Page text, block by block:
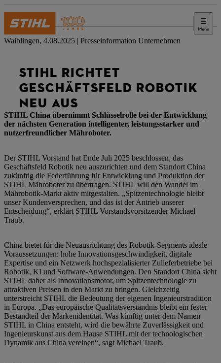
Menu
Presse
Waiblingen, 4.08.2025 | Presseinformation Unternehmen
STIHL RICHTET
GESCHÄFTSFELD ROBOTIK
NEU AUS
STIHL China übernimmt Schlüsselrolle bei der Entwicklung
der nächsten Generation intelligenter, leistungsstarker und
nutzerfreundlicher Mähroboter.
Der STIHL Vorstand hat Ende Juli 2025 beschlossen, das
Geschäftsfeld Robotik neu auszurichten und dem Standort China
zukünftig die Federführung für Entwicklung und Produktion der
STIHL Mähroboter zu übertragen. STIHL will den Wandel im
Mährobotik-Markt aktiv mitgestalten. „Spitzentechnologie bleibt
unser Kundenversprechen, und das ist der Antrieb unserer
Entscheidung“, erklärt STIHL Vorstandsvorsitzender Michael
Traub.
China bietet für die Neuausrichtung des Robotik-Segments ideale
Voraussetzungen: hohe Innovationsgeschwindigkeit, digitale
Expertise und ein Netzwerk hochspezialisierter Zulieferbetriebe bei
Robotik, KI und Software-Anwendungen. Den Standort China sieht
STIHL daher als Innovationsmotor, um Spitzentechnologie zu
attraktiven Preisen in den Markt zu bringen. Gleichzeitig
unterstreicht STIHL die Bedeutung der eigenen Ingenieurstradition
in Europa. „Das europäische Qualitätsverständnis bleibt ein fester
Bestandteil der Markenidentität. Was künftig unter dem Namen
STIHL in China entsteht, wird die bewährte Zuverlässigkeit und
Ingenieurskunst aus dem Hause STIHL mit der technologischen
Dynamik aus China vereinen“, sagt Michael Traub.